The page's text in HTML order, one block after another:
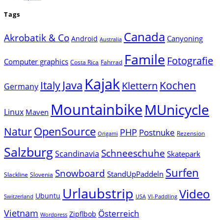
Tags
Akrobatik & Co Android Australia Canada Canyoning
Computer graphics Costa Rica Fahrrad Famile Fotografie
Germany Italy Java Kajak Klettern Kochen
Linux Maven MountainbikeMUnicycle
NaturOpenSource Origami PHP Postnuke Rezension
SalzburgScandinavia Schneeschuhe Skatepark
Slackline Slovenia Snowboard StandUpPaddeln Surfen
Switzerland Ubuntu Urlaubstrip USA VI-Paddling Video
Vietnam Wordpress Zipflbob Österreich